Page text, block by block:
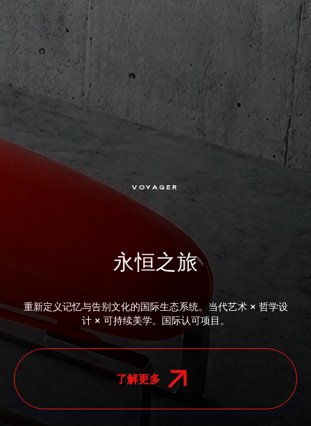
VOYAGER
永恒之旅
重新定义记忆与告别文化的国际生态系统。当代艺术 × 哲学设
计 × 可持续美学。国际认可项目。
了解更多